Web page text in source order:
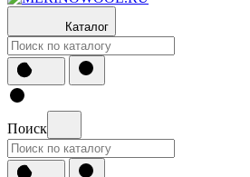
Каталог
Поиск